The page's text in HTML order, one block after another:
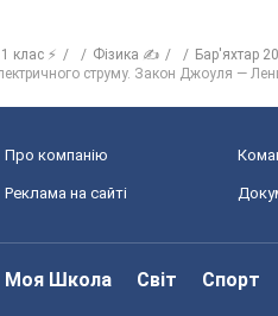
клас ⚡ Фізика ✍ Бар'яхтар
струму. Закон Джоуля —
Про компанію
Реклама на сайті
Моя Школа Світ Спорт